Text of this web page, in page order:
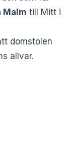
Malm till Mitt i
domstolen
allvar.